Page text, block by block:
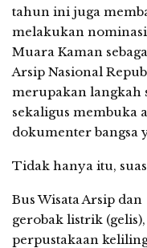
tahun ini juga
melakukan nominasi
Muara Kaman
Arsip Nasional
merupakan langkah
sekaligus membuka
dokumenter bangsa
Tidak hanya itu,
Bus Wisata Arsip
gerobak listrik
perpustakaan